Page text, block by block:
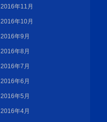
2016年11月
2016年10月
2016年9月
2016年8月
2016年7月
2016年6月
2016年5月
2016年4月